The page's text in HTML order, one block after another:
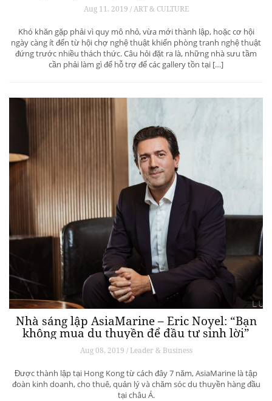
Aug 11, 2019 / ART & CULTURE
Khó khăn gặp phải vì quy mô nhỏ, vừa mới thành lập, hoặc cơ hội
ngày càng ít đến từ hội chợ nghệ thuật khiến phòng tranh nghệ thuật
đứng trước nhiều thách thức. Câu hỏi đặt ra là, những nhà sưu tầm
cần phải làm gì để hỗ trợ để các gallery tồn tại […]
Nhà sáng lập AsiaMarine – Eric Noyel: “Bạn
không mua du thuyền để đầu tư sinh lời”
Aug 08, 2019 / Leader & Business
Được thành lập tại Hong Kong từ cách đây 7 năm, AsiaMarine là tập
đoàn kinh doanh, cho thuê, quản lý và chăm sóc du thuyền hàng đầu
tại châu Á.